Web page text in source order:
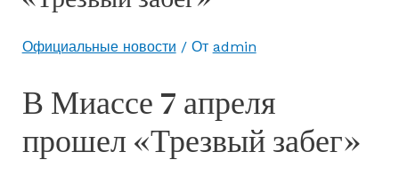
Официальные новости / От admin
В Миассе 7 апреля
прошел «Трезвый забег»